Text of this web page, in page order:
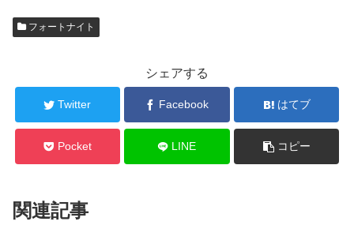
フォートナイト
シェアする
Twitter Facebook はてブ
Pocket LINE コピー
関連記事